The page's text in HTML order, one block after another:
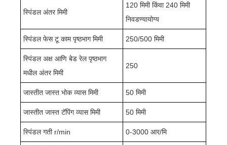
स्पिंडल अंतर मिमी
120 मिमी किंवा 240 मिमी
निवडण्यायोग्य
स्पिंडल फेस टू काम पृष्ठभाग मिमी 250/500 मिमी
स्पिंडल अक्ष आणि बेड रेल पृष्ठभाग
मधील अंतर मिमी
250
जास्तीत जास्त भोक व्यास मिमी 50 मिमी
जास्तीत जास्त टॅपिंग व्यास मिमी 50 मिमी
स्पिंडल गती r/min 0-3000 आर/मि